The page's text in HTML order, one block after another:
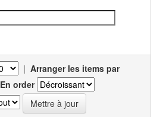
| Arranger les items par
En order